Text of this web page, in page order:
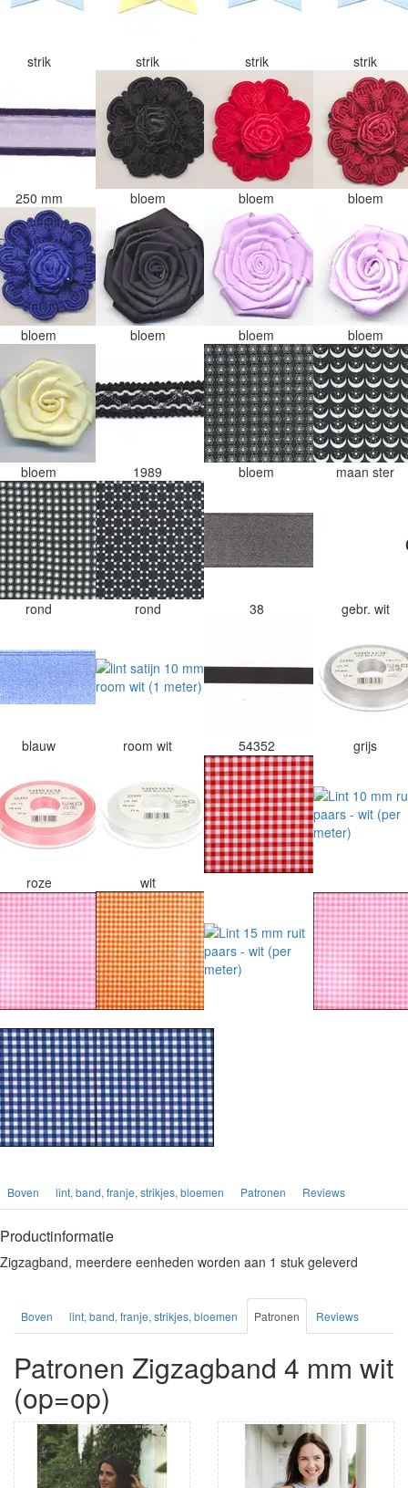
strik strik strik strik
250 mm bloem bloem bloem
bloem bloem bloem bloem
bloem 1989 bloem maan ster
rond rond 38 gebr. wit
blauw room wit 54352 grijs
roze wit
Boven lint, band, franje, strikjes, bloemen Patronen Reviews
Productinformatie
Zigzagband, meerdere eenheden worden aan 1 stuk geleverd
Boven lint, band, franje, strikjes, bloemen Patronen Reviews
Patronen Zigzagband 4 mm wit
(op=op)